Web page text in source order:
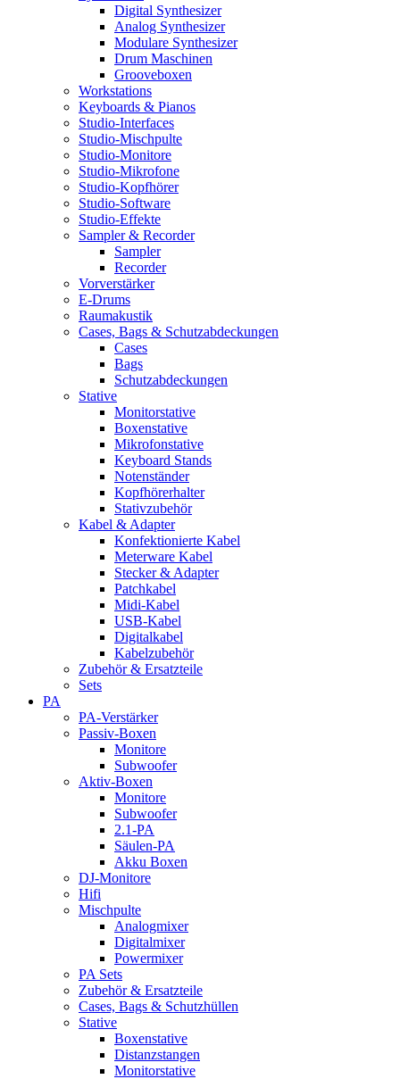
Digital Synthesizer
Analog Synthesizer
Modulare Synthesizer
Drum Maschinen
Grooveboxen
Workstations
Keyboards & Pianos
Studio-Interfaces
Studio-Mischpulte
Studio-Monitore
Studio-Mikrofone
Studio-Kopfhörer
Studio-Software
Studio-Effekte
Sampler & Recorder
Sampler
Recorder
Vorverstärker
E-Drums
Raumakustik
Cases, Bags & Schutzabdeckungen
Cases
Bags
Schutzabdeckungen
Stative
Monitorstative
Boxenstative
Mikrofonstative
Keyboard Stands
Notenständer
Kopfhörerhalter
Stativzubehör
Kabel & Adapter
Konfektionierte Kabel
Meterware Kabel
Stecker & Adapter
Patchkabel
Midi-Kabel
USB-Kabel
Digitalkabel
Kabelzubehör
Zubehör & Ersatzteile
Sets
PA
PA-Verstärker
Passiv-Boxen
Monitore
Subwoofer
Aktiv-Boxen
Monitore
Subwoofer
2.1-PA
Säulen-PA
Akku Boxen
DJ-Monitore
Hifi
Mischpulte
Analogmixer
Digitalmixer
Powermixer
PA Sets
Zubehör & Ersatzteile
Cases, Bags & Schutzhüllen
Stative
Boxenstative
Distanzstangen
Monitorstative